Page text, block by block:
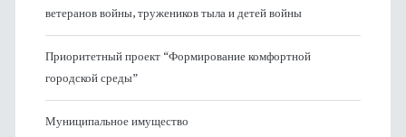
ветеранов войны, тружеников тыла и детей войны
Приоритетный проект “Формирование комфортной
городской среды”
Муниципальное имущество